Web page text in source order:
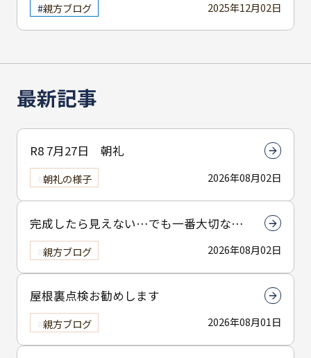
最新記事
R8 7月27日 朝礼
2026年08月02日
朝礼の様子
完成したら見えない…でも一番大切なん
は下塗りです
2026年08月02日
親方ブログ
屋根裏点検お勧めします
2026年08月01日
親方ブログ
2025年12月02日
親方ブログ